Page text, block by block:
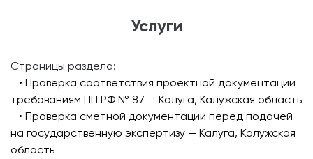
Услуги
Страницы раздела:
• Проверка соответствия проектной документации
требованиям ПП РФ № 87 — Калуга, Калужская область
• Проверка сметной документации перед подачей
на государственную экспертизу — Калуга, Калужская
область